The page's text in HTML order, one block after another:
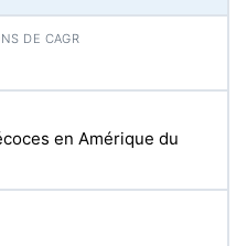
en Amérique du